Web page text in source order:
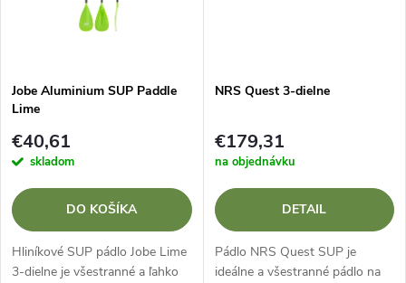
v
v
Jobe Aluminium SUP Paddle
Lime
€40,61
skladom
DO KOŠÍKA
Hliníkové SUP pádlo Jobe Lime
3-dielne je všestranné a ľahko
NRS Quest 3-dielne
€179,31
na objednávku
DETAIL
Pádlo NRS Quest SUP je
ideálne a všestranné pádlo na